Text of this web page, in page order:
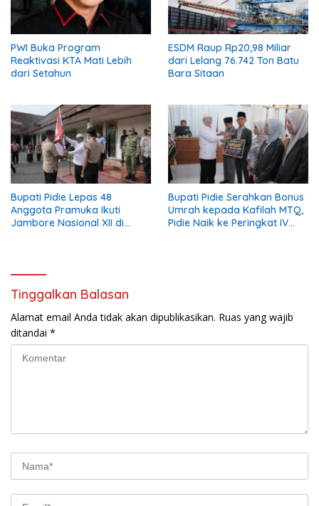
PWI Buka Program
Reaktivasi KTA Mati Lebih
dari Setahun
ESDM Raup Rp20,98 Miliar
dari Lelang 76.742 Ton Batu
Bara Sitaan
Bupati Pidie Lepas 48
Anggota Pramuka Ikuti
Jambore Nasional XII di
Bupati Pidie Serahkan Bonus
Umrah kepada Kafilah MTQ,
Pidie Naik ke Peringkat IV
Tinggalkan Balasan
Alamat email Anda tidak akan dipublikasikan. Ruas yang wajib
ditandai *